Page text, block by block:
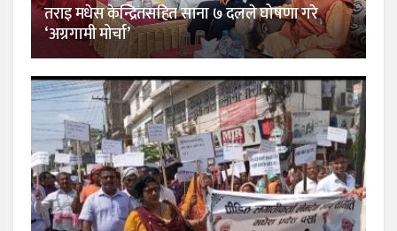
तराइ मधेस केन्द्रितसहित साना ७ दलले घोषणा गरे
‘अग्रगामी मोर्चा’